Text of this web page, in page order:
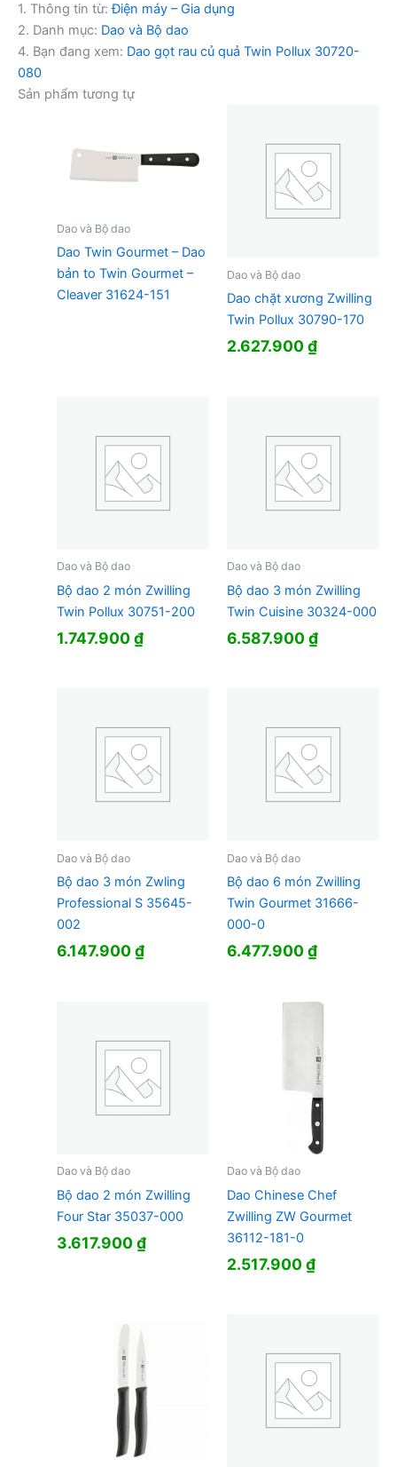
1. Thông tin từ:Điện máy – Gia dụng
2. Danh mục: Dao và Bộ dao
4. Bạn đang xem: Dao gọt rau củ quả Twin Pollux 30720-
080
Sản phẩm tương tự
Dao và Bộ dao
Dao Twin Gourmet – Dao
bản to Twin Gourmet –
Cleaver 31624-151
Dao và Bộ dao
Dao chặt xương Zwilling
Twin Pollux 30790-170
2.627.900₫
Dao và Bộ dao
Bộ dao 2 món Zwilling
Twin Pollux 30751-200
1.747.900₫
Dao và Bộ dao
Bộ dao 3 món Zwilling
Twin Cuisine 30324-000
6.587.900₫
Dao và Bộ dao
Bộ dao 3 món Zwling
Professional S 35645-
002
6.147.900₫
Dao và Bộ dao
Bộ dao 6 món Zwilling
Twin Gourmet 31666-
000-0
6.477.900₫
Dao và Bộ dao
Bộ dao 2 món Zwilling
Four Star 35037-000
3.617.900₫
Dao và Bộ dao
Dao Chinese Chef
Zwilling ZW Gourmet
36112-181-0
2.517.900₫